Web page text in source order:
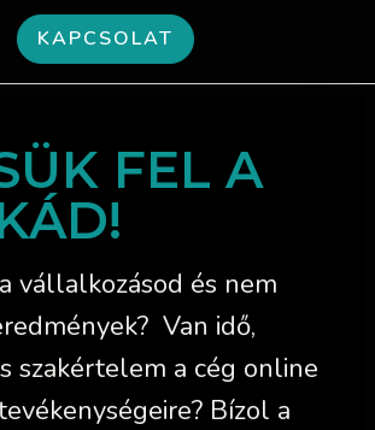
KAPCSOLAT
FEL A
vállalkozásod és nem
Van idő,
szakértelem a cég online
Bízol a